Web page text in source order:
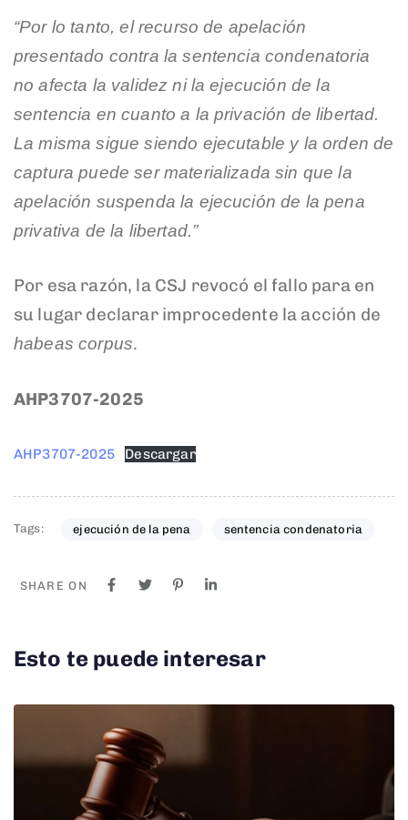
“Por lo tanto, el recurso de apelación
presentado contra la sentencia condenatoria
no afecta la validez ni la ejecución de la
sentencia en cuanto a la privación de libertad.
La misma sigue siendo ejecutable y la orden de
captura puede ser materializada sin que la
apelación suspenda la ejecución de la pena
privativa de la libertad.”
Por esa razón, la CSJ revocó el fallo para en
su lugar declarar improcedente la acción de
habeas corpus.
AHP3707-2025
AHP3707-2025 Descargar
Tags: ejecución de la pena sentencia condenatoria
SHARE ON
Esto te puede interesar